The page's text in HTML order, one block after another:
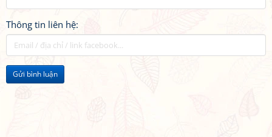
Thông tin liên hệ:
Gửi bình luận